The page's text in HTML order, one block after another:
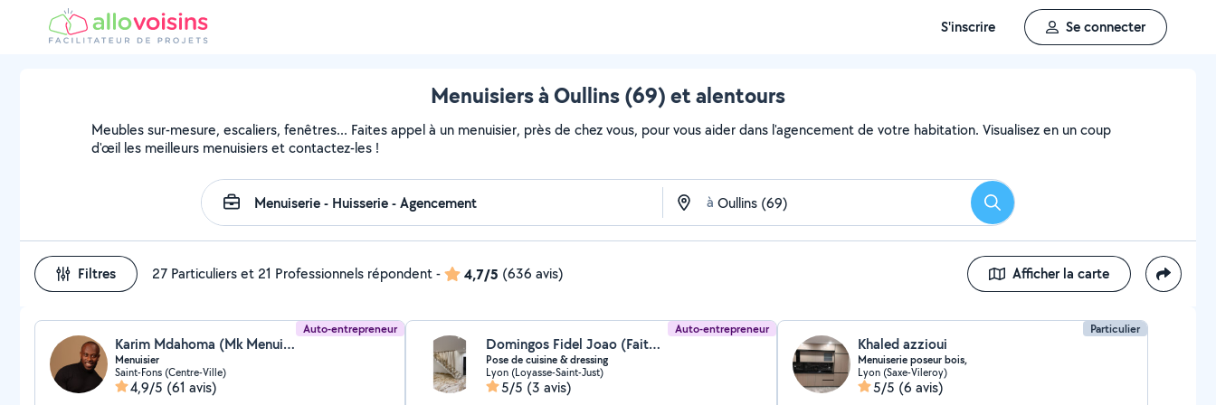
S'inscrire Se connecter
Menuisiers à Oullins (69) et alentours
Meubles sur-mesure, escaliers, fenêtres... Faites appel à un menuisier, près de chez vous, pour vous aider dans l'agencement de votre habitation. Visualisez en un coup
d'œil les meilleurs menuisiers et contactez-les !
à Rechercher
Filtres 27 Particuliers et 21 Professionnels répondent- 4,7/5 (636 avis) Afficher la carte
Auto-entrepreneur
Karim Mdahoma (Mk Menuiserie)
Menuisier
Saint-Fons (Centre-Ville)
4,9/5 (61 avis)
Auto-entrepreneur
Domingos Fidel Joao (Faithful agencement)
Pose de cuisine & dressing
Lyon (Loyasse-Saint-Just)
5/5 (3 avis)
Particulier
Khaled azzioui
Menuiserie poseur bois,
Lyon (Saxe-Vileroy)
5/5 (6 avis)